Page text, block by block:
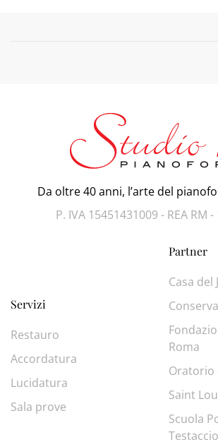
Da oltre 40 anni, l’arte del
P. IVA 15451431009 - REA RM
Servizi
Restauro
Accordatura
Lucidatura
Sala prove
Partner
Casa del
Roma
Oratorio
Saint
Scuola
Testaccio